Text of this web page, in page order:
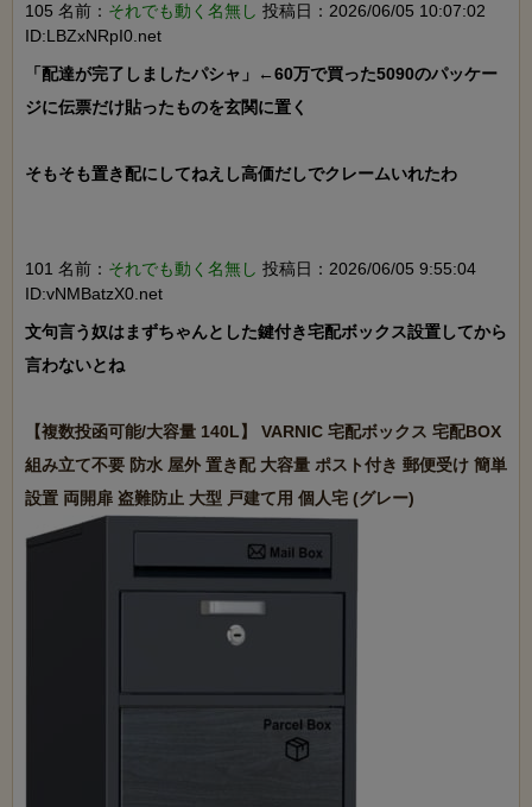
105 名前： それでも動く名無し 投稿日：2026/06/05 10:07:02
ID:LBZxNRpI0.net
「配達が完了しましたパシャ」←60万で買った5090のパッケー
ジに伝票だけ貼ったものを玄関に置く
そもそも置き配にしてねえし高価だしでクレームいれたわ
101 名前： それでも動く名無し 投稿日：2026/06/05 9:55:04
ID:vNMBatzX0.net
文句言う奴はまずちゃんとした鍵付き宅配ボックス設置してから
言わないとね
【複数投函可能/大容量 140L】 VARNIC 宅配ボックス 宅配BOX
組み立て不要 防水 屋外 置き配 大容量 ポスト付き 郵便受け 簡単